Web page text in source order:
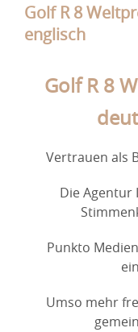
Golf R 8
englisch
Golf R 8
Vertrauen als
Die Agentur
Punkto
Umso mehr